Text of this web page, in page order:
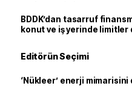
BDDK’dan tasarruf
konut ve iş yerinde limitler
Editörün Seçimi
‘Nükleer’ enerji